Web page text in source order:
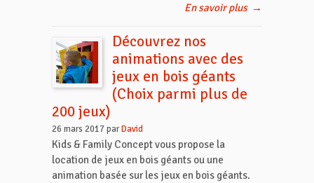
En savoir plus →
Découvrez nos
animations avec des
jeux en bois géants
(Choix parmi plus de
200 jeux)
26 mars 2017 parDavid
Kids & Family Concept vous propose la
location de jeux en bois géants ou une
animation basée sur les jeux en bois géants.